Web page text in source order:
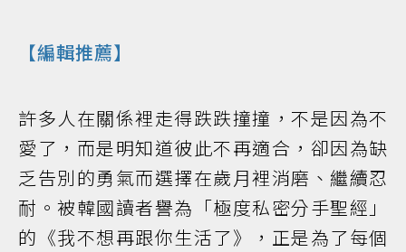
【編輯推薦】
許多人在關係裡走得跌跌撞撞，不是因為不
愛了，而是明知道彼此不再適合，卻因為缺
乏告別的勇氣而選擇在歲月裡消磨、繼續忍
耐。被韓國讀者譽為「極度私密分手聖經」
的《我不想再跟你生活了》，正是為了每個